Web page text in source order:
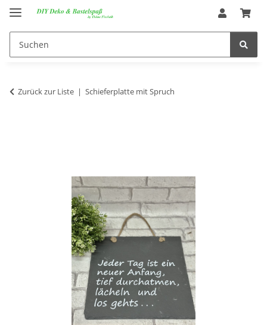
Zurück zur Liste Schieferplatte mit Spruch